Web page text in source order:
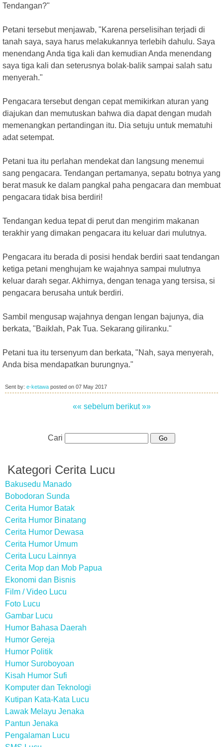
Tendangan?"
Petani tersebut menjawab, "Karena perselisihan terjadi di
tanah saya, saya harus melakukannya terlebih dahulu. Saya
menendang Anda tiga kali dan kemudian Anda menendang
saya tiga kali dan seterusnya bolak-balik sampai salah satu
menyerah."
Pengacara tersebut dengan cepat memikirkan aturan yang
diajukan dan memutuskan bahwa dia dapat dengan mudah
memenangkan pertandingan itu. Dia setuju untuk mematuhi
adat setempat.
Petani tua itu perlahan mendekat dan langsung menemui
sang pengacara. Tendangan pertamanya, sepatu botnya yang
berat masuk ke dalam pangkal paha pengacara dan membuat
pengacara tidak bisa berdiri!
Tendangan kedua tepat di perut dan mengirim makanan
terakhir yang dimakan pengacara itu keluar dari mulutnya.
Pengacara itu berada di posisi hendak berdiri saat tendangan
ketiga petani menghujam ke wajahnya sampai mulutnya
keluar darah segar. Akhirnya, dengan tenaga yang tersisa, si
pengacara berusaha untuk berdiri.
Sambil mengusap wajahnya dengan lengan bajunya, dia
berkata, "Baiklah, Pak Tua. Sekarang giliranku."
Petani tua itu tersenyum dan berkata, "Nah, saya menyerah,
Anda bisa mendapatkan burungnya."
Sent by: e-ketawa posted on 07 May 2017
«« sebelum berikut »»
Cari
Kategori Cerita Lucu
Bakusedu Manado
Bobodoran Sunda
Cerita Humor Batak
Cerita Humor Binatang
Cerita Humor Dewasa
Cerita Humor Umum
Cerita Lucu Lainnya
Cerita Mop dan Mob Papua
Ekonomi dan Bisnis
Film / Video Lucu
Foto Lucu
Gambar Lucu
Humor Bahasa Daerah
Humor Gereja
Humor Politik
Humor Suroboyoan
Kisah Humor Sufi
Komputer dan Teknologi
Kutipan Kata-Kata Lucu
Lawak Melayu Jenaka
Pantun Jenaka
Pengalaman Lucu